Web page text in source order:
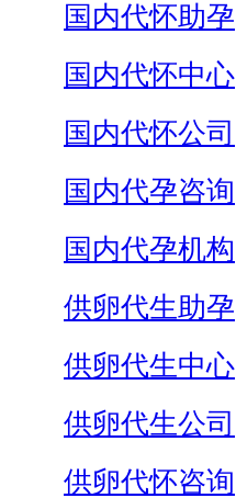
国内代怀助孕
国内代怀中心
国内代怀公司
国内代孕咨询
国内代孕机构
供卵代生助孕
供卵代生中心
供卵代生公司
供卵代怀咨询